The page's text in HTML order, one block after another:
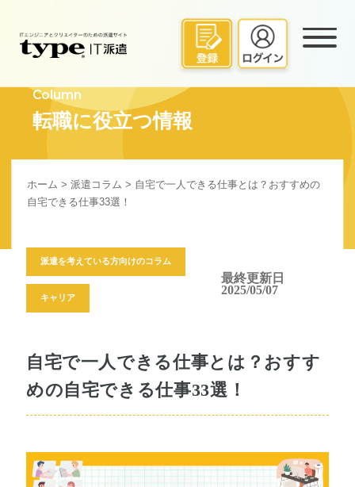
Column
転職に役立つ情報
ホーム >派遣コラム > 自宅で一人できる仕事とは？おすすめの
自宅できる仕事33選！
派遣を考えている方向けのコラム
キャリア
最終更新日
2025/05/07
自宅で一人できる仕事とは？おすす
めの自宅できる仕事33選！